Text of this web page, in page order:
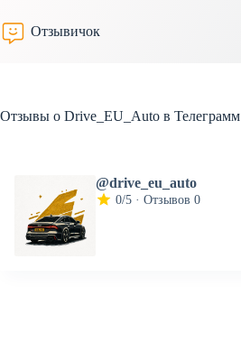
к
сути
Отзывичок
Отзывы о Drive_EU_Auto в Телеграмм
@drive_eu_auto
0/5 · Отзывов 0